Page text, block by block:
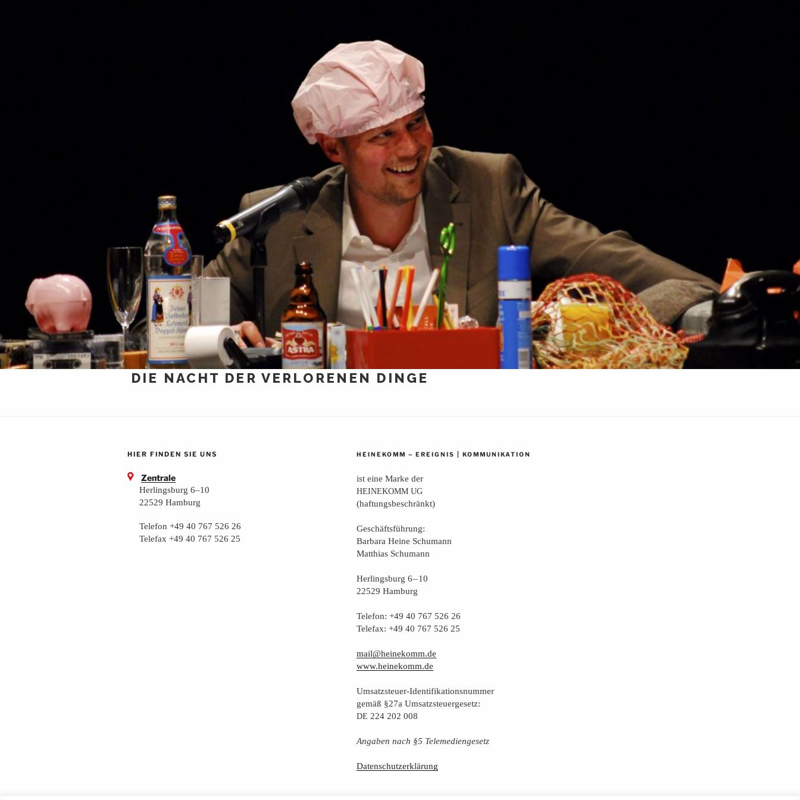
DIE NACHT DER VERLORENEN DINGE
HIER FINDEN SIE UNS
Zentrale
Herlingsburg 6–10
22529 Hamburg
Telefon +49 40 767 526 26
Telefax +49 40 767 526 25
HEINEKOMM – EREIGNIS KOMMUNIKATION
ist eine Mar­ke der
HEINEKOMM UG
(haf­tungs­be­schränkt)
Geschäfts­füh­rung:
Bar­ba­ra Hei­ne Schumann
Mat­thi­as Schumann
Her­lings­burg 6 – 10
22529 Hamburg
Tele­fon: +49 40 767 526 26
Tele­fax: +49 40 767 526 25
mail@heinekomm.de
www.heinekomm.de
Umsatz­steu­er-Iden­ti­fi­ka­ti­ons­num­mer
gemäß §27a Umsatzsteuergesetz:
DE 224 202 008
Anga­ben nach §5 Telemediengesetz
Daten­schutz­er­klä­rung